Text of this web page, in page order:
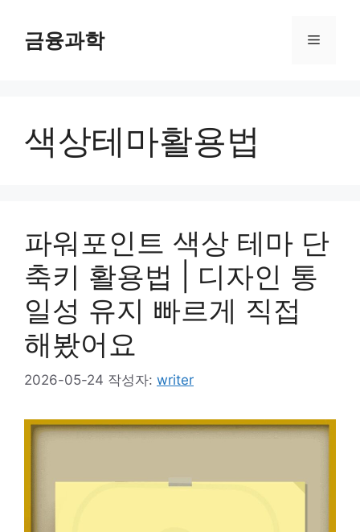
금융과학 메
색상테마활용법
파워포인트 색상 테마 단
축키 활용법 | 디자인 통
일성 유지 빠르게 직접
해봤어요
2026-05-24 작성자: writer